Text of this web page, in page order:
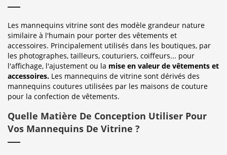
Les mannequins vitrine sont des modèle grandeur nature
similaire à l'humain pour porter des vêtements et
accessoires. Principalement utilisés dans les boutiques, par
les photographes, tailleurs, couturiers, coiffeurs... pour
l'affichage, l'ajustement ou la mise en valeur de vêtements et
accessoires. Les mannequins de vitrine sont dérivés des
mannequins coutures utilisées par les maisons de couture
pour la confection de vêtements.
Quelle Matière De Conception Utiliser Pour
Vos Mannequins De Vitrine ?